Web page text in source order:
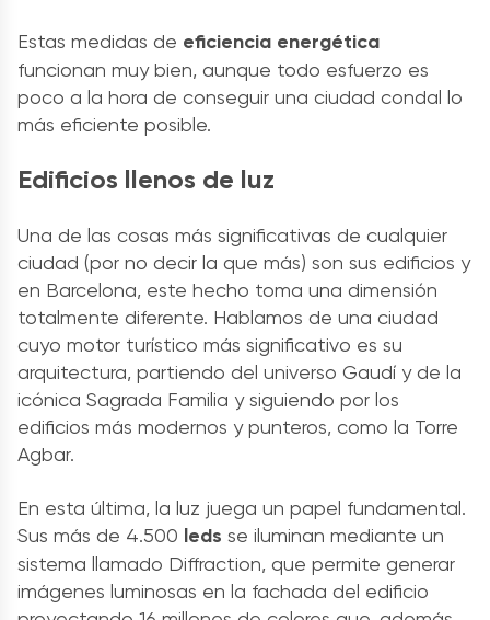
Estas medidas de eficiencia energética
funcionan muy bien, aunque todo esfuerzo es
poco a la hora de conseguir una ciudad condal lo
más eficiente posible.
Edificios llenos de luz
Una de las cosas más significativas de cualquier
ciudad (por no decir la que más) son sus edificios y
en Barcelona, este hecho toma una dimensión
totalmente diferente. Hablamos de una ciudad
cuyo motor turístico más significativo es su
arquitectura, partiendo del universo Gaudí y de la
icónica Sagrada Familia y siguiendo por los
edificios más modernos y punteros, como la Torre
Agbar.
En esta última, la luz juega un papel fundamental.
Sus más de 4.500 leds se iluminan mediante un
sistema llamado Diffraction, que permite generar
imágenes luminosas en la fachada del edificio